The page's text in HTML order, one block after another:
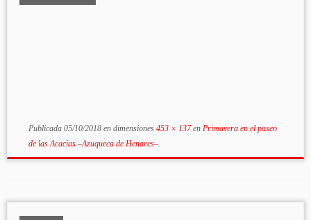
Publicada 05/10/2018en dimensiones453 × 137enPrimavera en el paseo
de las Acacias –Azuqueca de Henares–.